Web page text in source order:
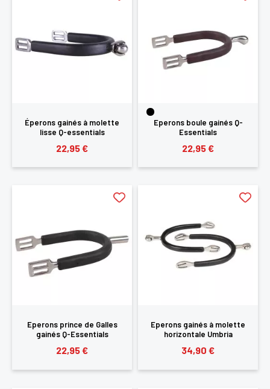
Éperons gainés à molette
lisse Q-essentials
22,95 €
Eperons boule gainés Q-
Essentials
22,95 €
Eperons prince de Galles
gainés Q-Essentials
22,95 €
Eperons gainés à molette
horizontale Umbria
34,90 €